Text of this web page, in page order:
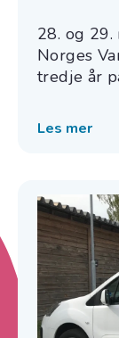
28. og 29.
Norges
tredje år
Les mer